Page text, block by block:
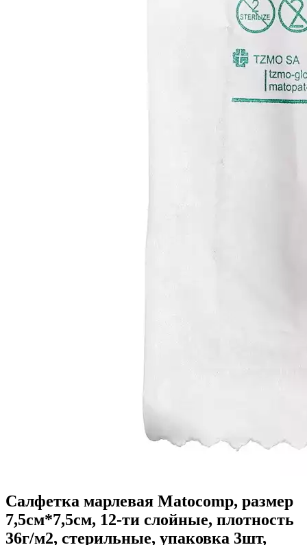
Салфетка марлевая Matocomp, размер
7,5см*7,5см, 12-ти слойные, плотность
36г/м2, стерильные, упаковка 3шт,